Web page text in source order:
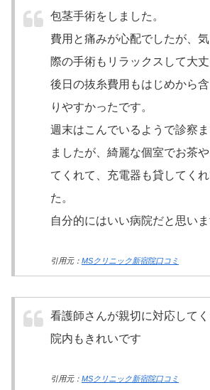
包茎手術をしました。
費用と痛みが心配でしたが、
際の手術もリラックスして大丈
後日の抜糸費用もはじめから
りやすかったです。
週末はこんでいるようで診察
ましたが、綺麗な個室でお茶
てくれて、充電器も貸してく
た。
自分的にはいい病院だと思いま
引用元： MSクリニック新宿院口コミ
看護師さんが親切に対応して
院内もきれいです
引用元： MSクリニック新宿院口コミ